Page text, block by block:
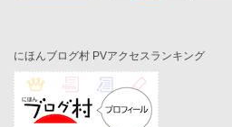
にほんブログ村 PVアクセスランキング